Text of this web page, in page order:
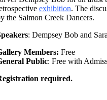
exhibition. The
the Salmon Creek Dancers.
: Dempsey Bob and
Members: Free
Public: Free with
required.